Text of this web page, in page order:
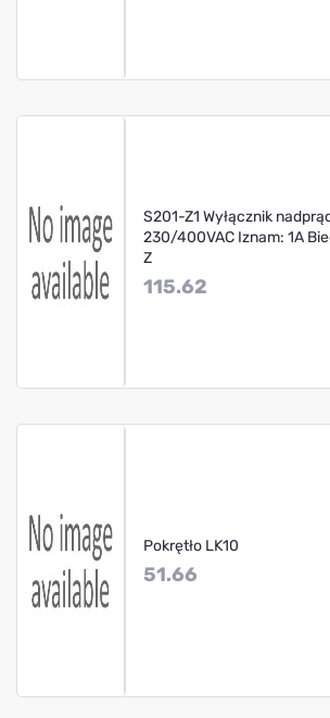
S201-Z1 Wyłącznik
230/400VAC Iznam: 1A
Z
115.62
Pokrętło LK10
51.66